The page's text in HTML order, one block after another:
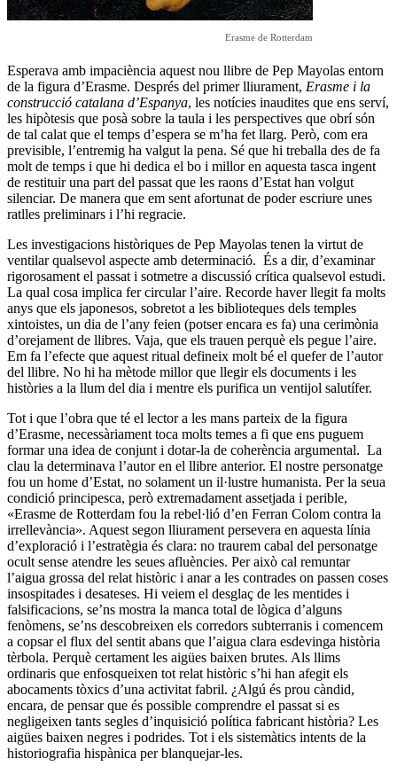
Erasme de Rotterdam
Esperava amb impaciència aquest nou llibre de Pep Mayolas entorn
de la figura d’Erasme. Després del primer lliurament, Erasme i la
construcció catalana d’Espanya, les notícies inaudites que ens serví,
les hipòtesis que posà sobre la taula i les perspectives que obrí són
de tal calat que el temps d’espera se m’ha fet llarg. Però, com era
previsible, l’entremig ha valgut la pena. Sé que hi treballa des de fa
molt de temps i que hi dedica el bo i millor en aquesta tasca ingent
de restituir una part del passat que les raons d’Estat han volgut
silenciar. De manera que em sent afortunat de poder escriure unes
ratlles preliminars i l’hi regracie.
Les investigacions històriques de Pep Mayolas tenen la virtut de
ventilar qualsevol aspecte amb determinació. És a dir, d’examinar
rigorosament el passat i sotmetre a discussió crítica qualsevol estudi.
La qual cosa implica fer circular l’aire. Recorde haver llegit fa molts
anys que els japonesos, sobretot a les biblioteques dels temples
xintoistes, un dia de l’any feien (potser encara es fa) una cerimònia
d’orejament de llibres. Vaja, que els trauen perquè els pegue l’aire.
Em fa l’efecte que aquest ritual defineix molt bé el quefer de l’autor
del llibre. No hi ha mètode millor que llegir els documents i les
històries a la llum del dia i mentre els purifica un ventijol salutífer.
Tot i que l’obra que té el lector a les mans parteix de la figura
d’Erasme, necessàriament toca molts temes a fi que ens puguem
formar una idea de conjunt i dotar-la de coherència argumental. La
clau la determinava l’autor en el llibre anterior. El nostre personatge
fou un home d’Estat, no solament un il·lustre humanista. Per la seua
condició principesca, però extremadament assetjada i perible,
«Erasme de Rotterdam fou la rebel·lió d’en Ferran Colom contra la
irrellevància». Aquest segon lliurament persevera en aquesta línia
d’exploració i l’estratègia és clara: no traurem cabal del personatge
ocult sense atendre les seues afluències. Per això cal remuntar
l’aigua grossa del relat històric i anar a les contrades on passen coses
insospitades i desateses. Hi veiem el desglaç de les mentides i
falsificacions, se’ns mostra la manca total de lògica d’alguns
fenòmens, se’ns descobreixen els corredors subterranis i comencem
a copsar el flux del sentit abans que l’aigua clara esdevinga història
tèrbola. Perquè certament les aigües baixen brutes. Als llims
ordinaris que enfosqueixen tot relat històric s’hi han afegit els
abocaments tòxics d’una activitat fabril. ¿Algú és prou càndid,
encara, de pensar que és possible comprendre el passat si es
negligeixen tants segles d’inquisició política fabricant història? Les
aigües baixen negres i podrides. Tot i els sistemàtics intents de la
historiografia hispànica per blanquejar-les.